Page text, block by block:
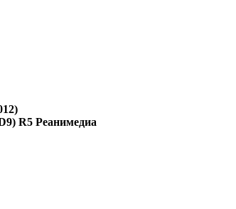
R5 Реанимедиа